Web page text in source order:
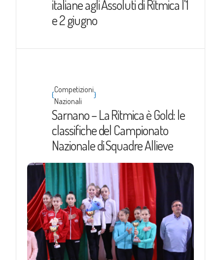
italiane agli Assoluti di Ritmica l'1
e 2 giugno
{
Competizioni
Nazionali
}
Sarnano – La Ritmica è Gold: le
classifiche del Campionato
Nazionale di Squadre Allieve